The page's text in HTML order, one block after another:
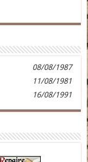
08/08/1987
11/08/1981
16/08/1991